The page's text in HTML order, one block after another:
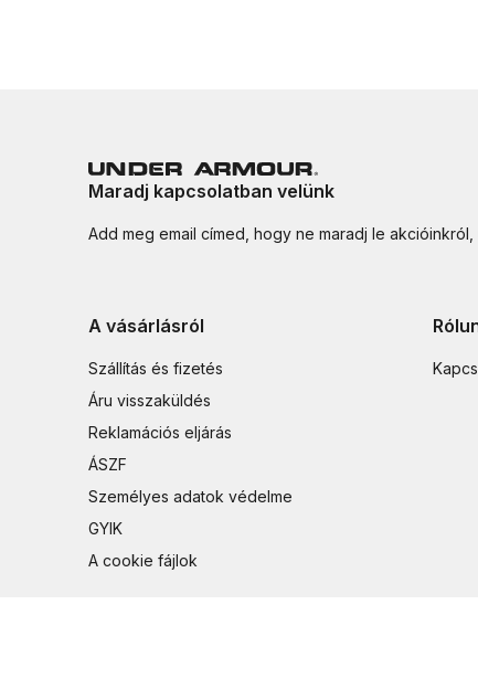
Maradj kapcsolatban velünk
Add meg email címed, hogy ne maradj le
A vásárlásról
Szállítás és fizetés
Áru visszaküldés
Reklamációs eljárás
ÁSZF
Személyes adatok védelme
GYIK
A cookie fájlok